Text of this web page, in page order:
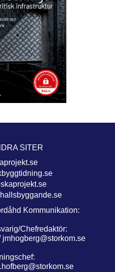
SITER
Kommunikation:
Chefredaktör:
jmhogberg@storkom.se